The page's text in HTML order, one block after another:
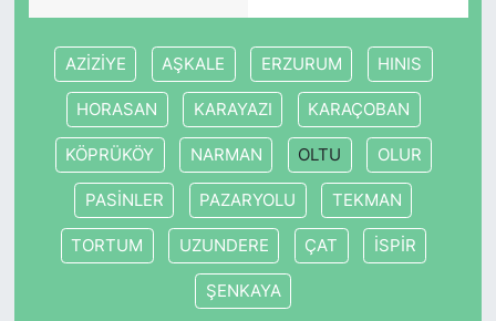
AZİZİYE AŞKALE ERZURUM HINIS
HORASAN KARAYAZI KARAÇOBAN
KÖPRÜKÖY NARMAN OLTU OLUR
PASİNLER PAZARYOLU TEKMAN
TORTUM UZUNDERE ÇAT İSPİR
ŞENKAYA